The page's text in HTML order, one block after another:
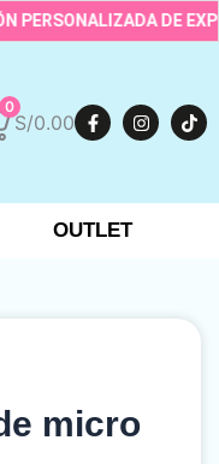
DE EXPERTOS
0
S/0.00 F
a
o
o
k
I
n
g
T
i
k
OUTLET
micro